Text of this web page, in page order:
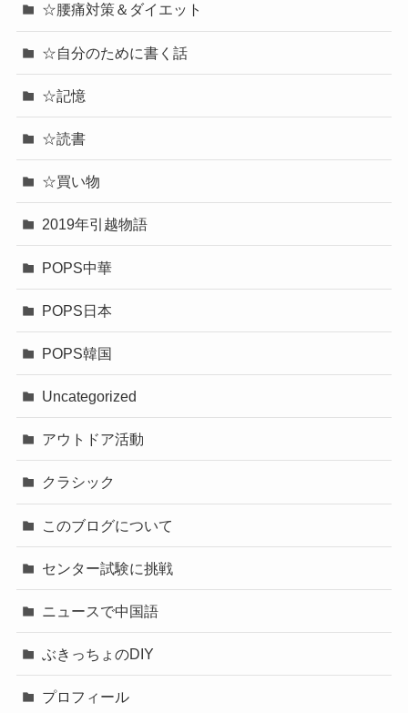
☆腰痛対策＆ダイエット
☆自分のために書く話
☆記憶
☆読書
☆買い物
2019年引越物語
POPS中華
POPS日本
POPS韓国
Uncategorized
アウトドア活動
クラシック
このブログについて
センター試験に挑戦
ニュースで中国語
ぶきっちょのDIY
プロフィール